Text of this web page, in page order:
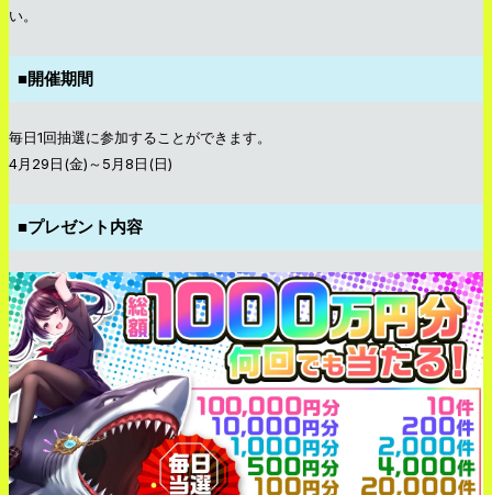
い。
■開催期間
毎日1回抽選に参加することができます。
4月29日(金)～5月8日(日)
■プレゼント内容